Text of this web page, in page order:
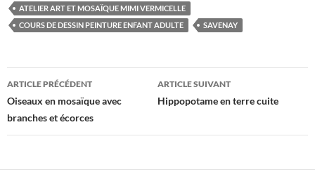
ATELIER ART ET MOSAÏQUE MIMI VERMICELLE
COURS DE DESSIN PEINTURE ENFANT ADULTE
SAVENAY
Navigation
des
articles
ARTICLE PRÉCÉDENT
Oiseaux en mosaïque avec
branches et écorces
ARTICLE SUIVANT
Hippopotame en terre cuite